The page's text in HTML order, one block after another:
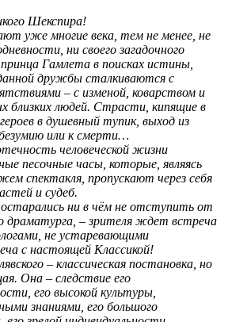
Шекспира!
уже многие века, тем не менее, не
ни своего загадочного
Гамлета в поисках истины,
дружбы сталкиваются с
– с изменой, коварством и
близких людей. Страсти, кипящие в
в душевный тупик, выход из
или к смерти…
человеческой жизни
песочные часы, которые, являясь
спектакля, пропускают через себя
и судеб.
ни в чём не отступить от
драматурга, – зрителя ждет встреча
не устаревающими
с настоящей Классикой!
– классическая постановка, но
Она – следствие его
его высокой культуры,
знаниями, его большого